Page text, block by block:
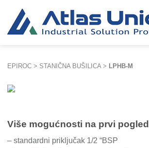
content
EPIROC > STANIČNA BUŠILICA> LPHB-M
Više mogućnosti na prvi pogled
– standardni priključak 1/2 “BSP